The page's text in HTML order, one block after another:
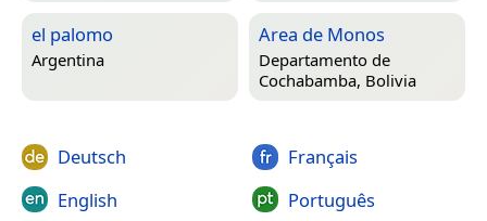
el palomo
Argentina
Area de Monos
Departamento de
Cochabamba, Bolivia
Deutsch
English
Français
Português